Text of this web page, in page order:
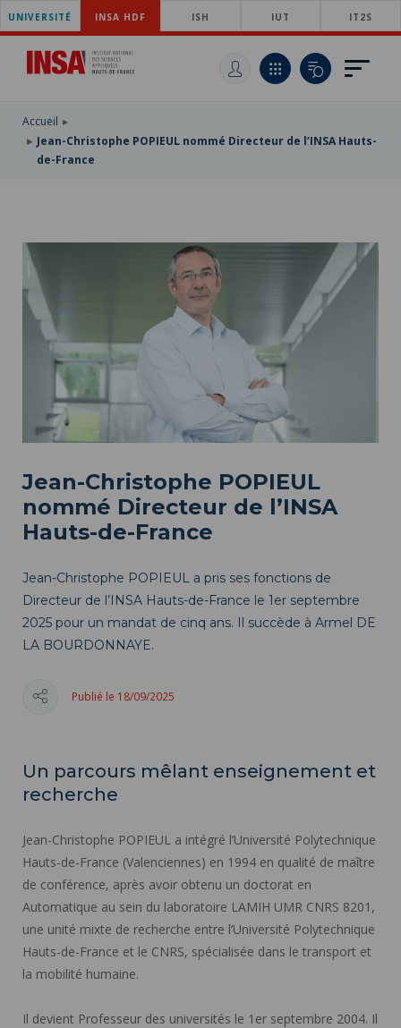
ACCÉDER
AU
MENU
PRINCIPAL
ALLER
CONTENU
ACCÉDER
RECHERCHE
UNIVERSITÉ INSA HDF ISH IUT IT2S
Accueil
Jean-Christophe POPIEUL nommé Directeur de l’INSA Hauts-
de-France
Jean-Christophe POPIEUL
nommé Directeur de l’INSA
Hauts-de-France
Jean-Christophe POPIEUL a pris ses fonctions de
Directeur de l’INSA Hauts-de-France le 1er septembre
2025 pour un mandat de cinq ans. Il succède à Armel DE
LA BOURDONNAYE.
Publié le 18/09/2025
Un parcours mêlant enseignement et
recherche
Jean-Christophe POPIEUL a intégré l’Université Polytechnique
Hauts-de-France (Valenciennes) en 1994 en qualité de maître
de conférence, après avoir obtenu un doctorat en
Automatique au sein du laboratoire LAMIH UMR CNRS 8201,
une unité mixte de recherche entre l’Université Polytechnique
Hauts-de-France et le CNRS, spécialisée dans le transport et
la mobilité humaine.
Il devient Professeur des universités le 1er septembre 2004. Il